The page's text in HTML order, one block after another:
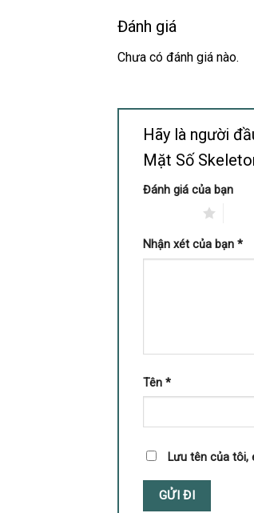
Đánh giá
Chưa có đánh giá nào.
Hãy là người
Mặt Số
Đánh giá của bạn
Nhận xét của bạn *
Tên *
Lưu tên của tôi,